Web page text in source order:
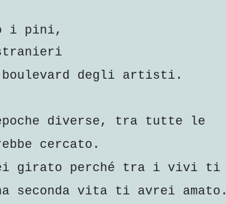
i pini,
degli artisti.
diverse, tra tutte le
cercato.
girato perché tra i vivi ti
seconda vita ti avrei amato.